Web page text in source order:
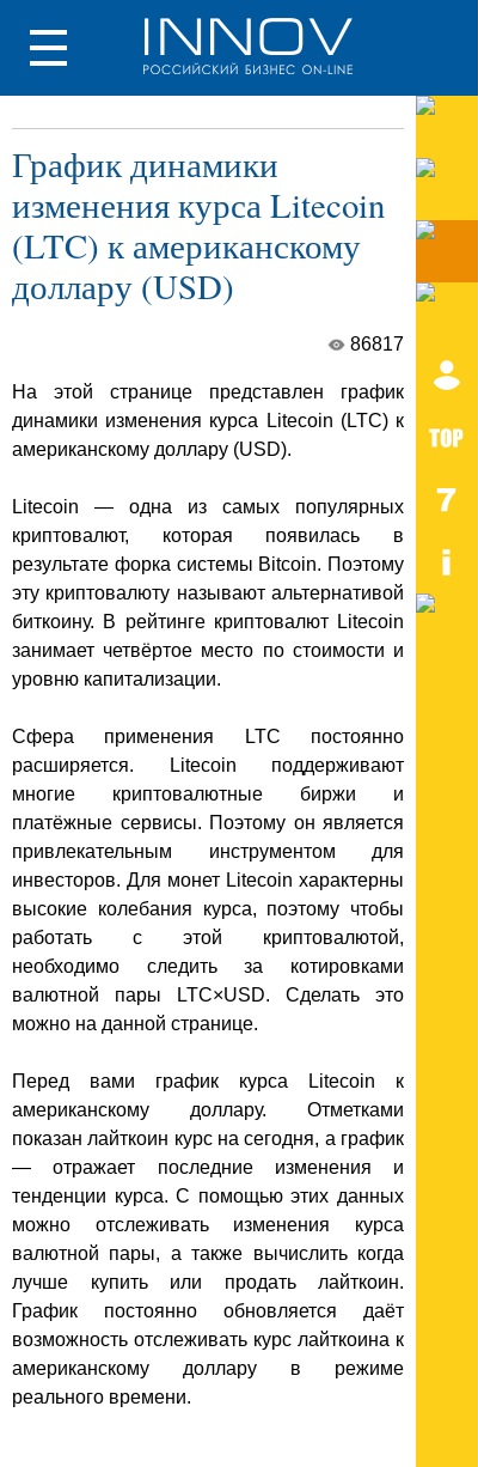
График динамики
изменения курса Litecoin
(LTC) к американскому
доллару (USD)
86817
На этой странице представлен график
динамики изменения курса Litecoin (LTC) к
американскому доллару (USD).
Litecoin — одна из самых популярных
криптовалют, которая появилась в
результате форка системы Bitcoin. Поэтому
эту криптовалюту называют альтернативой
биткоину. В рейтинге криптовалют Litecoin
занимает четвёртое место по стоимости и
уровню капитализации.
Сфера применения LTC постоянно
расширяется. Litecoin поддерживают
многие криптовалютные биржи и
платёжные сервисы. Поэтому он является
привлекательным инструментом для
инвесторов. Для монет Litecoin характерны
высокие колебания курса, поэтому чтобы
работать с этой криптовалютой,
необходимо следить за котировками
валютной пары LTC×USD. Сделать это
можно на данной странице.
Перед вами график курса Litecoin к
американскому доллару. Отметками
показан лайткоин курс на сегодня, а график
— отражает последние изменения и
тенденции курса. С помощью этих данных
можно отслеживать изменения курса
валютной пары, а также вычислить когда
лучше купить или продать лайткоин.
График постоянно обновляется даёт
возможность отслеживать курс лайткоина к
американскому доллару в режиме
реального времени.